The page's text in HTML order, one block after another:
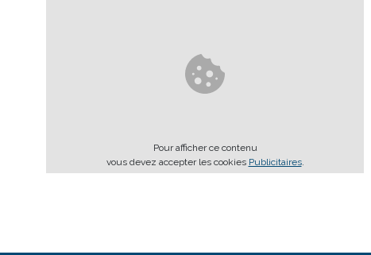
Pour afficher ce contenu
vous devez accepter les cookies Publicitaires.